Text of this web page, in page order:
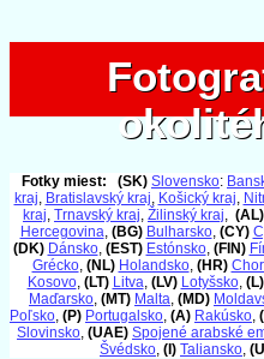
Fotky miest: (SK) Slovensko:
kraj, Bratislavský kraj, Košický kraj,
kraj, Trnavský kraj, Žilinský kraj, (AL)
Hercegovina, (BG) Bulharsko, (CY)
(DK) Dánsko, (EST) Estónsko, (FIN)
Grécko, (NL) Holandsko, (HR)
Kosovo, (LT) Litva, (LV) Lotyšsko, (L)
Maďarsko, (MT) Malta, (MD)
Poľsko, (P) Portugalsko, (A) Rakúsko,
Slovinsko, (UAE) Spojené arabské
Švédsko, (I) Taliansko,